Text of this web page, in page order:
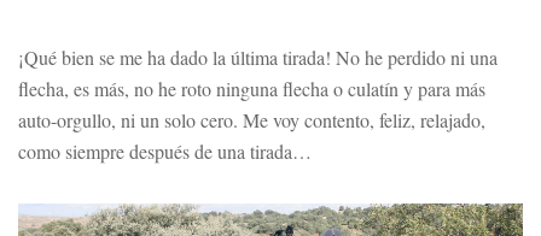
¡Qué bien se me ha dado la última tirada! No he perdido ni una
flecha, es más, no he roto ninguna flecha o culatín y para más
auto-orgullo, ni un solo cero. Me voy contento, feliz, relajado,
como siempre después de una tirada…